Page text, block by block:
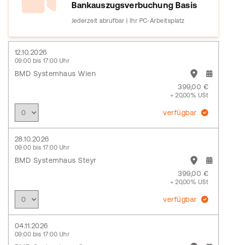
Bankauszugsverbuchung Basis
Jederzeit abrufbar | Ihr PC-Arbeitsplatz
12.10.2026
09:00 bis 17:00 Uhr
BMD Systemhaus Wien
399,00 €
+ 20,00% USt
verfügbar
28.10.2026
09:00 bis 17:00 Uhr
BMD Systemhaus Steyr
399,00 €
+ 20,00% USt
verfügbar
04.11.2026
09:00 bis 17:00 Uhr